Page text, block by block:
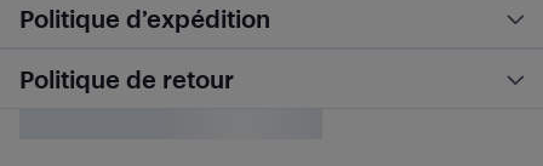
Politique d’expédition
Politique de retour